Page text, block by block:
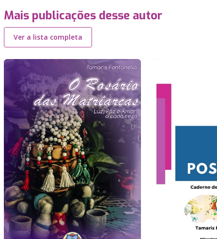
Mais publicações desse autor
Ver a lista completa